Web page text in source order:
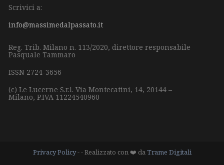
Scrivici a:
info@massimedalpassato.it
Reg. Trib. Milano n. 113/2020, direttore responsabile
Pasquale Tammaro
ISSN 2724-3656
(c) Le Lucerne S.r.l. Via Montecatini, 14, 20144 –
Milano, P.IVA 11224540960
Privacy Policy- - Realizzato con ❤️ daTrame Digitali